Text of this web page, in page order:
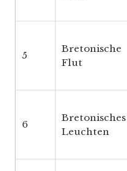
5
Bretonische
Flut
6
Bretonisches
Leuchten